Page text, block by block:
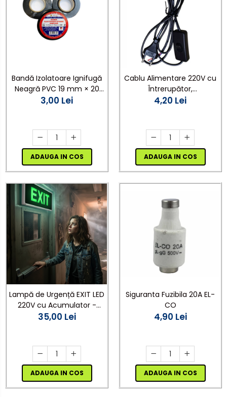
Bandă Izolatoare Ignifugă
Neagră PVC 19 mm × 20
m, 7 kV, 0,15 mm
3,00 Lei
ADAUGA IN COS
Cablu Alimentare 220V cu
Întrerupător,
Negru,Stecher Plat, 1.5m, 2
4,20 Lei
ADAUGA IN COS
Lampă de Urgență EXIT LED
220V cu Acumulator -
Autonomie 120 Minute,
35,00 Lei
ADAUGA IN COS
Siguranta Fuzibila 20A EL-
CO
4,90 Lei
ADAUGA IN COS